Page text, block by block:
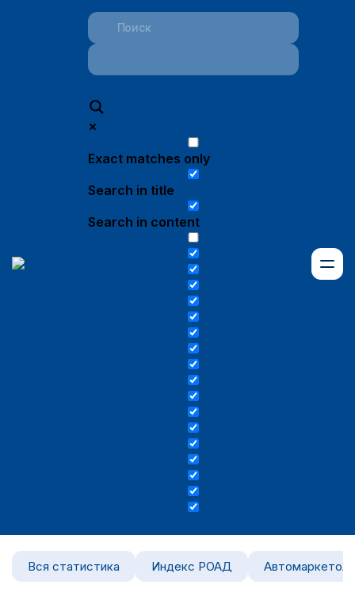
Exact matches only
Search in title
Search in content
Вся статистика Индекс РОАД